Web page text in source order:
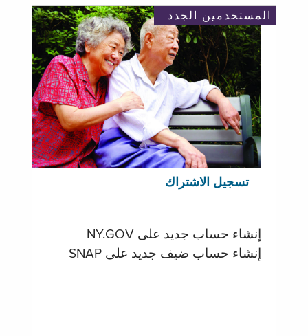
المستخدمين الجدد
تسجيل الاشتراك
إنشاء حساب جديد على NY.GOV
إنشاء حساب ضيف جديد على SNAP